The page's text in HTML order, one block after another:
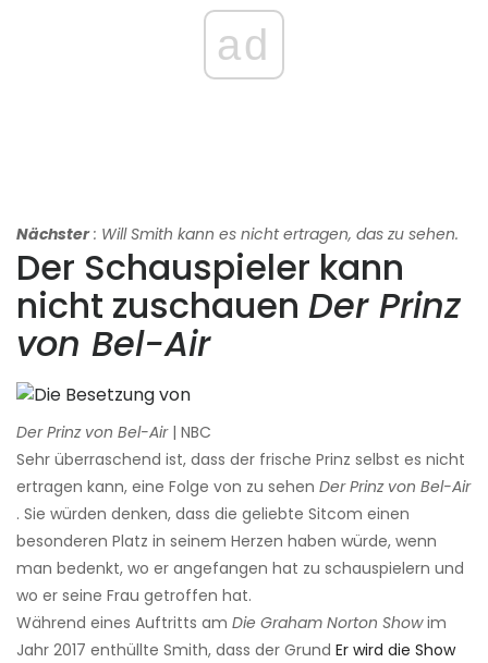
ad
Nächster : Will Smith kann es nicht ertragen, das zu sehen.
Der Schauspieler kann
nicht zuschauen Der Prinz
von Bel-Air
Der Prinz von Bel-Air| NBC
Sehr überraschend ist, dass der frische Prinz selbst es nicht
ertragen kann, eine Folge von zu sehen Der Prinz von Bel-Air
. Sie würden denken, dass die geliebte Sitcom einen
besonderen Platz in seinem Herzen haben würde, wenn
man bedenkt, wo er angefangen hat zu schauspielern und
wo er seine Frau getroffen hat.
Während eines Auftritts am Die Graham Norton Showim
Jahr 2017 enthüllte Smith, dass der Grund Er wird die Show